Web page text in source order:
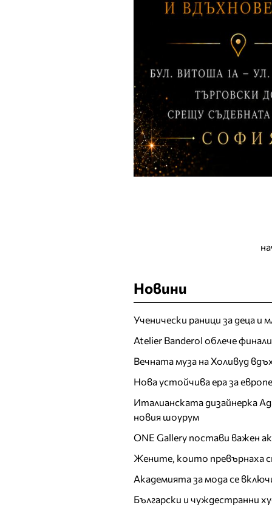
Новини
Ученически раници за деца и
Atelier Banderol облече
Вечната муза на Холивуд
Нова устойчива ера за
Италианската дизайнерка
новия шоурум
ONE Gallery постави важен
Жените, които превърнаха
Академията за мода се
Български и чуждестранни